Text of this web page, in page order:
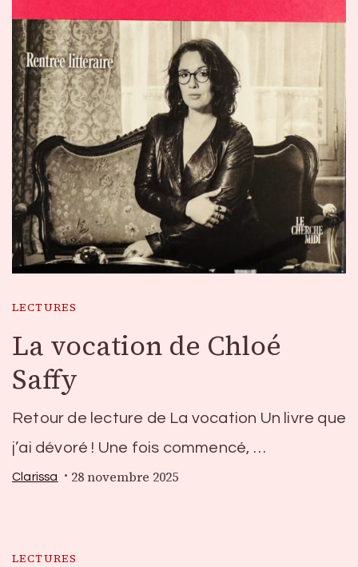
LECTURES
La vocation de Chloé
Saffy
Retour de lecture de La vocation Un livre que
j’ai dévoré ! Une fois commencé, …
Clarissa 28 novembre 2025
LECTURES